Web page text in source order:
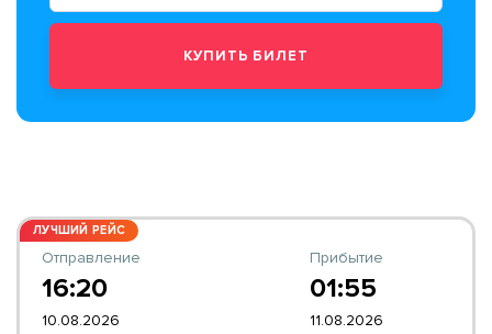
ЛУЧШИЙ РЕЙС
Отправление
16:20
10.08.2026
Прибытие
01:55
11.08.2026